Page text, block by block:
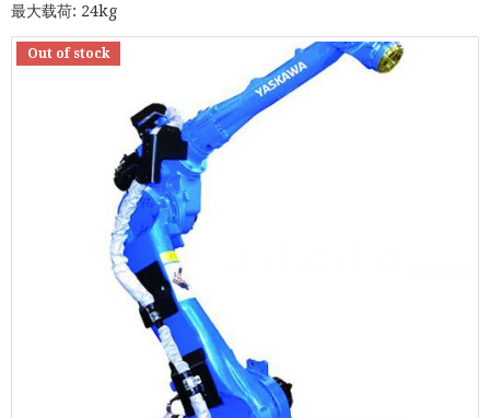
最大载荷: 24kg
Out of stock